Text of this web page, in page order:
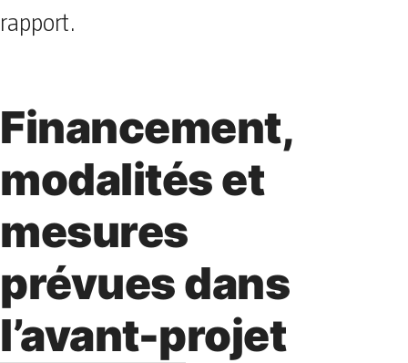
rapport.
Financement,
modalités et
mesures
prévues dans
l’avant-projet